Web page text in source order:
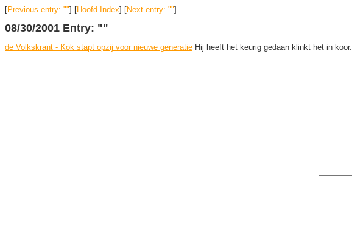
[Previous entry: ""] [Hoofd Index] [Next entry: ""]
08/30/2001 Entry: ""
de Volkskrant - Kok stapt opzij voor nieuwe generatie Hij heeft het keurig gedaan klinkt het in koor.